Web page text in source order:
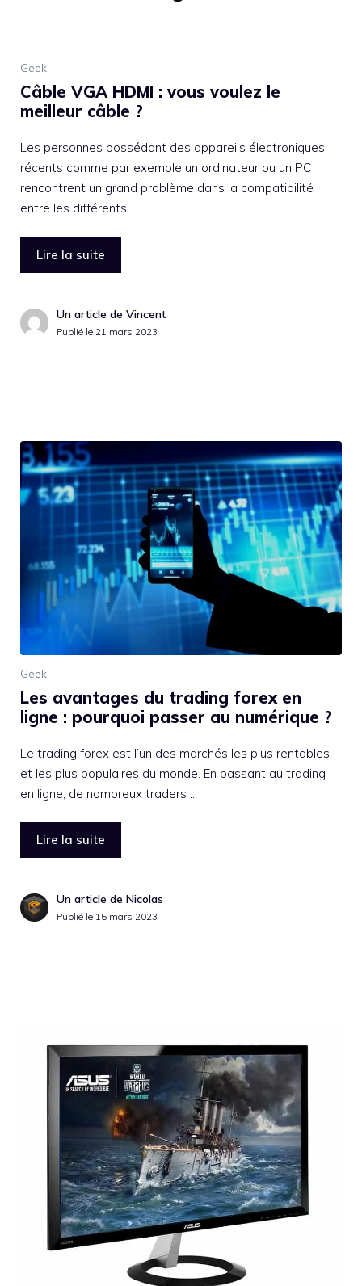
Geek
Câble VGA HDMI : vous voulez le
meilleur câble ?
Les personnes possédant des appareils électroniques
récents comme par exemple un ordinateur ou un PC
rencontrent un grand problème dans la compatibilité
entre les différents …
Lire la suite
Un article de Vincent
Publié le 21 mars 2023
Geek
Les avantages du trading forex en
ligne : pourquoi passer au numérique ?
Le trading forex est l’un des marchés les plus rentables
et les plus populaires du monde. En passant au trading
en ligne, de nombreux traders …
Lire la suite
Un article de Nicolas
Publié le 15 mars 2023